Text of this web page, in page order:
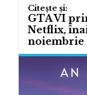
GTA VI
Netflix,
noiembrie